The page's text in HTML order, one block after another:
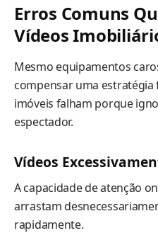
Erros Comuns
Vídeos
Mesmo equipamentos
compensar uma
imóveis falham porque
espectador.
Vídeos
A capacidade de atenção
arrastam
rapidamente.